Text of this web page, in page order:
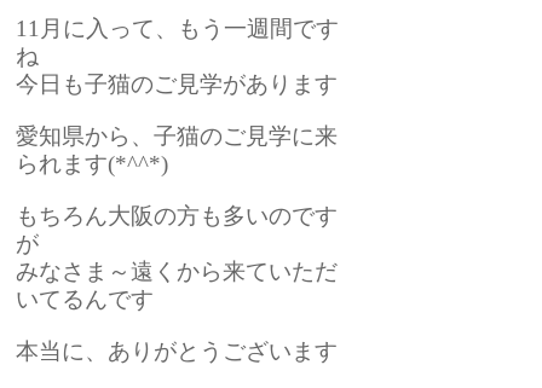
11月に入って、もう一週間です
ね
今日も子猫のご見学があります
愛知県から、子猫のご見学に来
られます(*^^*)
もちろん大阪の方も多いのです
が
みなさま～遠くから来ていただ
いてるんです
本当に、ありがとうございます